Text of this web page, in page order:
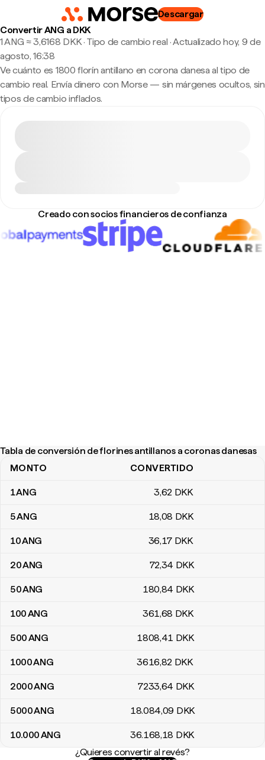
Descargar
Convertir ANG a DKK
1 ANG ≈ 3,6168 DKK · Tipo de cambio real ·Actualizado hoy, 9 de
agosto, 16:38
Ve cuánto es 1800 florín antillano en corona danesa al tipo de
cambio real. Envía dinero con Morse — sin márgenes ocultos, sin
tipos de cambio inflados.
Creado con socios financieros de confianza
Tabla de conversión de florines antillanos a coronas danesas
Tabla de conversión de florines antillanos a coronas danesas
MONTO CONVERTIDO
1ANG 3,62 DKK
5ANG 18,08 DKK
10ANG 36,17 DKK
20ANG 72,34 DKK
50ANG 180,84 DKK
100ANG 361,68 DKK
500ANG 1808,41 DKK
1000ANG 3616,82 DKK
2000ANG 7233,64 DKK
5000ANG 18.084,09 DKK
10.000ANG 36.168,18 DKK
¿Quieres convertir al revés?